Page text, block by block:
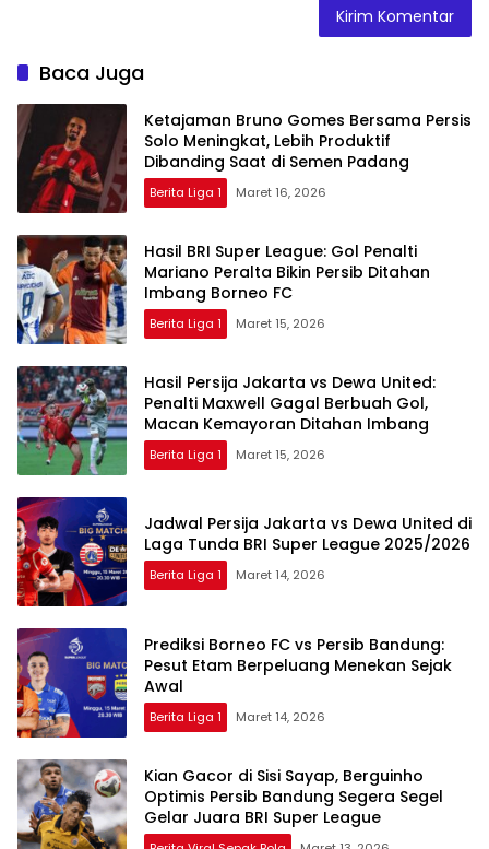
Baca Juga
Ketajaman Bruno Gomes Bersama Persis
Solo Meningkat, Lebih Produktif
Dibanding Saat di Semen Padang
Berita Liga 1 Maret 16, 2026
Hasil BRI Super League: Gol Penalti
Mariano Peralta Bikin Persib Ditahan
Imbang Borneo FC
Berita Liga 1 Maret 15, 2026
Hasil Persija Jakarta vs Dewa United:
Penalti Maxwell Gagal Berbuah Gol,
Macan Kemayoran Ditahan Imbang
Berita Liga 1 Maret 15, 2026
Jadwal Persija Jakarta vs Dewa United di
Laga Tunda BRI Super League 2025/2026
Berita Liga 1 Maret 14, 2026
Prediksi Borneo FC vs Persib Bandung:
Pesut Etam Berpeluang Menekan Sejak
Awal
Berita Liga 1 Maret 14, 2026
Kian Gacor di Sisi Sayap, Berguinho
Optimis Persib Bandung Segera Segel
Gelar Juara BRI Super League